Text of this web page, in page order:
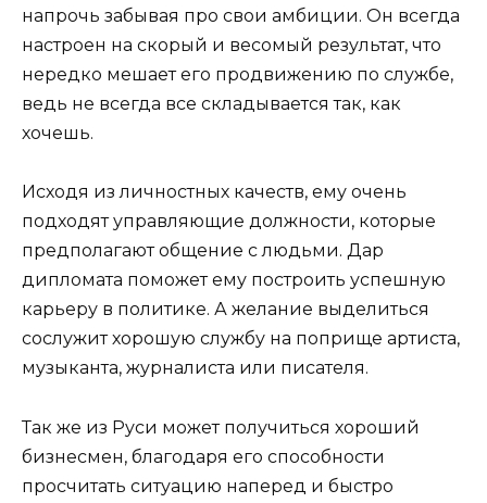
напрочь забывая про свои амбиции. Он всегда
настроен на скорый и весомый результат, что
нередко мешает его продвижению по службе,
ведь не всегда все складывается так, как
хочешь.
Исходя из личностных качеств, ему очень
подходят управляющие должности, которые
предполагают общение с людьми. Дар
дипломата поможет ему построить успешную
карьеру в политике. А желание выделиться
сослужит хорошую службу на поприще артиста,
музыканта, журналиста или писателя.
Так же из Руси может получиться хороший
бизнесмен, благодаря его способности
просчитать ситуацию наперед и быстро